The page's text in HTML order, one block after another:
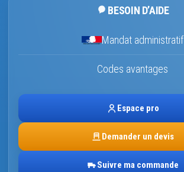
BESOIN D’AIDE
Mandat administratif
Codes avantages
Espace pro
Demander un devis
Suivre ma commande